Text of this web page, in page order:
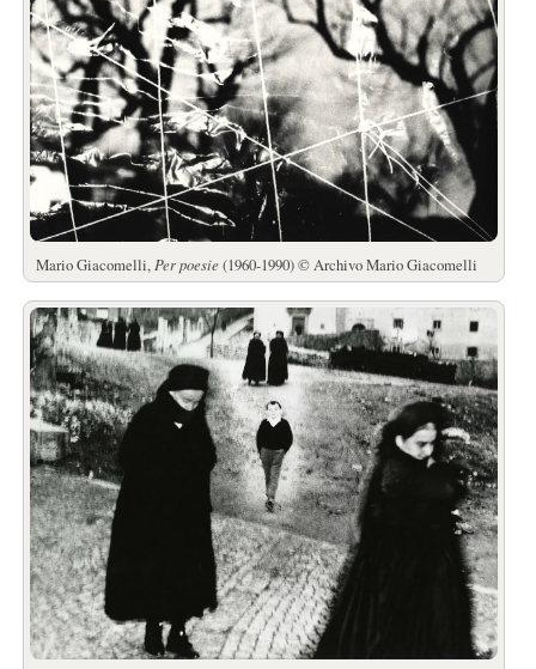
Mario Giacomelli, Per poesie (1960-1990) © Archivo Mario Giacomelli